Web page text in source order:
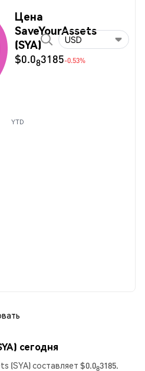
Цена
SaveYourAssets
(SYA)
$0.083185-0.53%
USD
YTD
сегодня
(SYA) составляет $0.083185.